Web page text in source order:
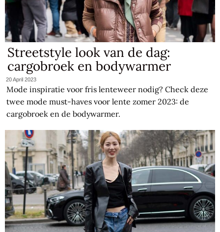
Streetstyle look van de dag:
cargobroek en bodywarmer
20 April 2023
Mode inspiratie voor fris lenteweer nodig? Check deze
twee mode must-haves voor lente zomer 2023: de
cargobroek en de bodywarmer.